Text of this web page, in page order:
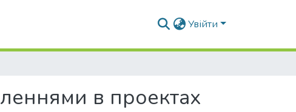
Увійти
в проектах